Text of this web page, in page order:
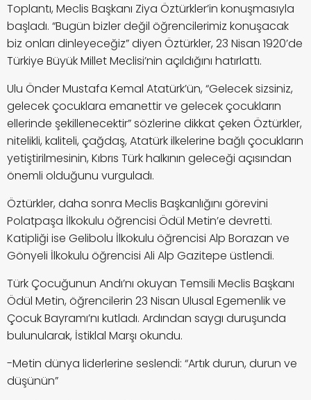
Toplantı, Meclis Başkanı Ziya Öztürkler’in konuşmasıyla
başladı. “Bugün bizler değil öğrencilerimiz konuşacak
biz onları dinleyeceğiz” diyen Öztürkler, 23 Nisan 1920’de
Türkiye Büyük Millet Meclisi’nin açıldığını hatırlattı.
Ulu Önder Mustafa Kemal Atatürk’ün, “Gelecek sizsiniz,
gelecek çocuklara emanettir ve gelecek çocukların
ellerinde şekillenecektir” sözlerine dikkat çeken Öztürkler,
nitelikli, kaliteli, çağdaş, Atatürk ilkelerine bağlı çocukların
yetiştirilmesinin, Kıbrıs Türk halkının geleceği açısından
önemli olduğunu vurguladı.
Öztürkler, daha sonra Meclis Başkanlığını görevini
Polatpaşa İlkokulu öğrencisi Ödül Metin’e devretti.
Katipliği ise Gelibolu İlkokulu öğrencisi Alp Borazan ve
Gönyeli İlkokulu öğrencisi Ali Alp Gazitepe üstlendi.
Türk Çocuğunun Andı’nı okuyan Temsili Meclis Başkanı
Ödül Metin, öğrencilerin 23 Nisan Ulusal Egemenlik ve
Çocuk Bayramı’nı kutladı. Ardından saygı duruşunda
bulunularak, İstiklal Marşı okundu.
-Metin dünya liderlerine seslendi: “Artık durun, durun ve
düşünün”